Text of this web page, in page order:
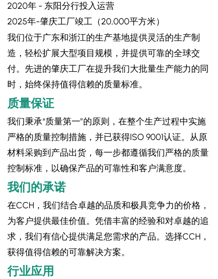
​2020年​ - 东阳分行投入运营
2025年-肇庆工厂竣工（20,000平方米）
我们位于广东和浙江的生产基地提供灵活的生产制
造，轻松扩展大型项目规模，并提供可靠的全球交
付。先进的肇庆工厂在提升我们大批量生产能力的同
时，始终保持值得信赖的质量标准。
质量保证
我们秉承“质量第一”的原则，在整个生产过程中实施
严格的质量控制措施，并已获得ISO 9001认证。从原
材料采购到产品出货，每一步都遵循我们严格的质量
控制标准，以确保产品的可靠性和客户满意度。
我们的承诺
在CCH，我们结合卓越的品质和极具竞争力的价格，
为客户提供最佳价值。凭借丰富的经验和对卓越的追
求，我们有信心提供满足您需求的产品。选择CCH，
获得值得信赖的可靠解决方案。
行业应用